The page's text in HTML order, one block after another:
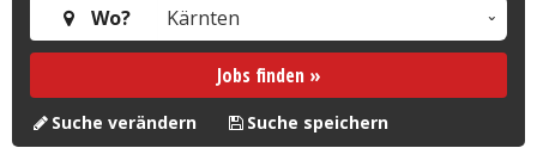
Wo?
Jobs finden »
Suche verändern Suche speichern